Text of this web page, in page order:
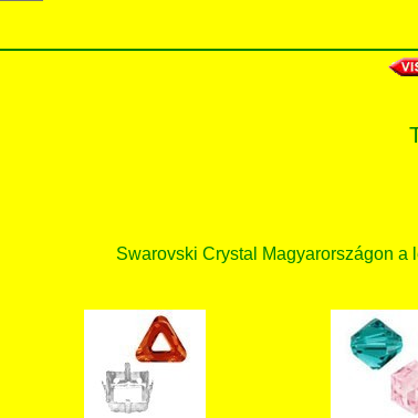
Swarovski Crystal Magyarországon